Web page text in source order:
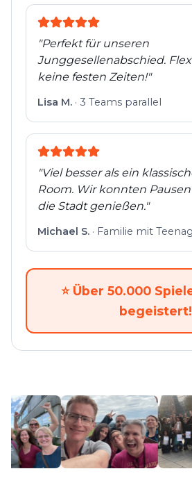
"Perfekt für unseren
Junggesellenabschied.
keine festen Zeiten!"
Lisa M. · 3 Teams parallel
"Viel besser als ein
Room. Wir konnten
die Stadt genießen."
Michael S. · Familie mit
⭐ Über 50.000
begeistert!